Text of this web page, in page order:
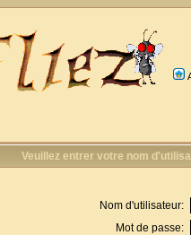
Veuillez entrer votre nom
Nom d'utilisateur:
Mot de passe: